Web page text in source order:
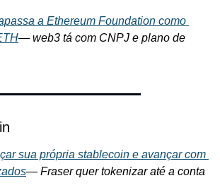
a Ethereum Foundation como
— web3 tá com CNPJ e plano de
sua própria stablecoin e avançar com
— Fraser quer tokenizar até a conta